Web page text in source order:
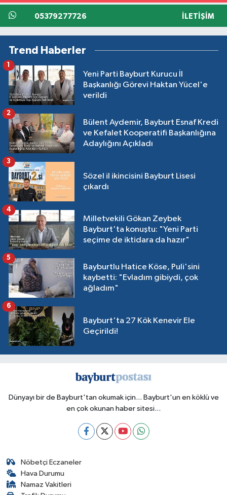
05379277726 İLETIŞIM
Trend Haberler
Yeni Parti Bayburt Kurucu İl
Başkanlığı Görevi Haktan Yücel'e
verildi
1
Bülent Aydemir, Bayburt Esnaf Kredi
ve Kefalet Kooperatifi Başkanlığına
Adaylığını Açıkladı
2
Sözel il ikincisini Bayburt Lisesi
çıkardı
3
Milletvekili Gökan Zeybek
Bayburt'ta konuştu: "Yeni Parti
seçime de iktidara da hazır"
4
Bayburtlu Hatice Köse, Puli'sini
kaybetti: "Evladım gibiydi, çok
ağladım"
5
Bayburt'ta 27 Kök Kenevir Ele
Geçirildi!
6
Dünyayı bir de Bayburt'tan okumak için... Bayburt'un en köklü ve
en çok okunan haber sitesi...
Nöbetçi Eczaneler
Hava Durumu
Namaz Vakitleri